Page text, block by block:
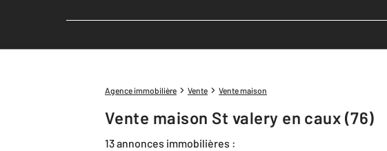
Agence immobilière Vente Vente maison
Vente maison St valery en caux (76)
13 annonces immobilières :